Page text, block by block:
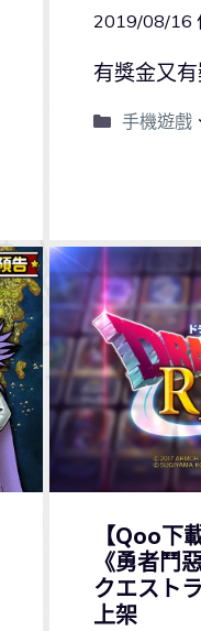
2019/08/16
有獎金又
手機遊戲
【Qoo下
《勇者鬥
クエスト
上架